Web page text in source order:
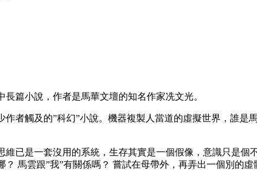
篇小說，作者是馬華文壇的知名作家冼文光。
觸及的”科幻”小說。機器複製人當道的虛擬世界，誰是
是一套沒用的系統，生存其實是一個假像，意識只是個
馬雲跟”我”有關係嗎？ 嘗試在母帶外，再弄出一個別的